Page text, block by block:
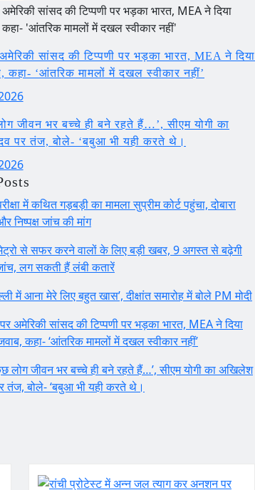
सांसद की टिप्पणी पर भड़का भारत, MEA ने दिया
कहा- ‘आंतरिक मामलों में दखल स्वीकार नहीं’
जीवन भर बच्चे ही बने रहते हैं…’, सीएम योगी का
पर तंज, बोले- ‘बबुआ भी यही करते थे।
में कथित गड़बड़ी का मामला सुप्रीम कोर्ट पहुंचा, दोबारा
निष्पक्ष जांच की मांग
से सफर करने वालों के लिए बड़ी खबर, 9 अगस्त से बढ़ेगी
लग सकती हैं लंबी कतारें
में आना मेरे लिए बहुत खास’, दीक्षांत समारोह में बोले PM मोदी
अमेरिकी सांसद की टिप्पणी पर भड़का भारत, MEA ने दिया
कहा- ‘आंतरिक मामलों में दखल स्वीकार नहीं’
लोग जीवन भर बच्चे ही बने रहते हैं…’, सीएम योगी का अखिलेश
तंज, बोले- ‘बबुआ भी यही करते थे।